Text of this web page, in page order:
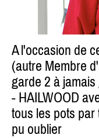
A l'occasion de
(autre Membre
garde 2 à
- HAILWOOD
tous les pots
pu oublier